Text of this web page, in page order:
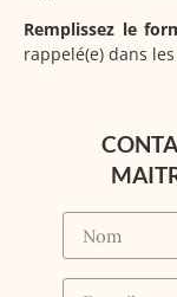
Remplissez le
rappelé(e) dans